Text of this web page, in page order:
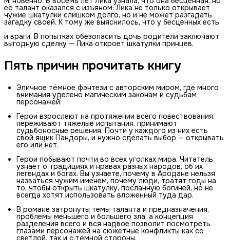
её талант оказался с изъяном: Лика не только открывает
чужие шкатулки слишком долго, но и не может разгадать
загадку своей. К тому же выяснилось, что у бесценных есть
и враги. В попытках обезопасить дочь родители заключают
выгодную сделку — Лика откроет шкатулки принцев.
Пять причин прочитать книгу
Эпичное тёмное фэнтези с авторским миром, где много
внимания уделено магическим законам и судьбам
персонажей.
Герои взрослеют на протяжении всего повествования,
переживают тяжелые испытания, принимают
судьбоносные решения. Почти у каждого из них есть
свой ящик Пандоры, и нужно сделать выбор — открывать
его или нет.
Герои побывают почти во всех уголках мира. Читатель
узнает о традициях и нравах разных народов, об их
легендах и богах. Вы узнаете, почему в Ародане нельзя
назваться чужим именем, почему люди, тратят годы на
то, чтобы открыть шкатулку, посланную богиней, но не
всегда хотят использовать вложенный туда дар.
В романе затронуты темы таланта и предназначения,
проблемы меньшего и большего зла, а концепция
разделения всего и вся надвое позволит посмотреть
глазами персонажей на сюжетные конфликты как со
светлой, так и с тёмной стороны.